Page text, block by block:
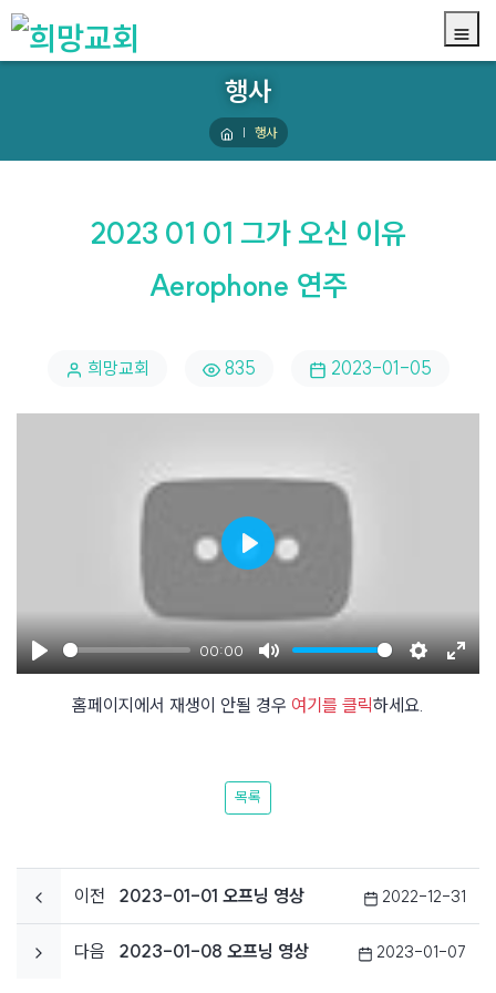
행사
행사
2023 01 01 그가 오신 이유
Aerophone 연주
희망교회 835 2023-01-05
Play
00:00
Mute Settings
Enter
Play
홈페이지에서 재생이 안될 경우 여기를 클릭하세요.
목록
이전 2023-01-01 오프닝 영상 2022-12-31
다음 2023-01-08 오프닝 영상 2023-01-07